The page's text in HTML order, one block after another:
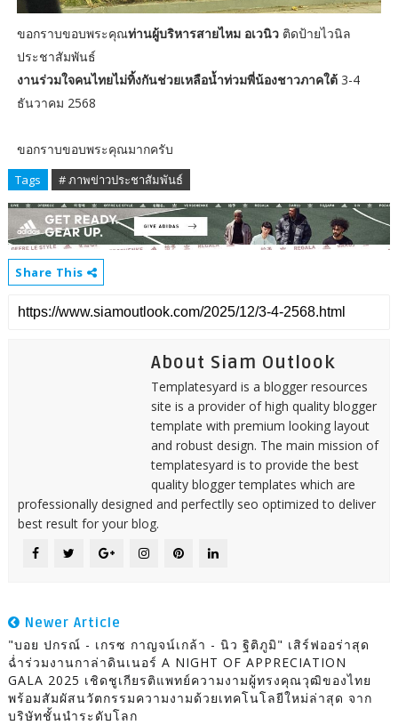
ขอกราบขอบพระคุณท่านผู้บริหารสายไหม อเวนิวติดป้ายไวนิล
ประชาสัมพันธ์
งานร่วมใจคนไทยไม่ทิ้งกันช่วยเหลือน้ำท่วมพี่น้องชาวภาคใต้3-4
ธันวาคม 2568
ขอกราบขอบพระคุณมากครับ
Tags # ภาพข่าวประชาสัมพันธ์
Share This
About Siam Outlook
Templatesyard is a blogger resources
site is a provider of high quality blogger
template with premium looking layout
and robust design. The main mission of
templatesyard is to provide the best
quality blogger templates which are
professionally designed and perfectlly seo optimized to deliver
best result for your blog.
Newer Article
"บอย ปกรณ์ - เกรซ กาญจน์เกล้า - นิว ฐิติภูมิ" เสิร์ฟออร่าสุด
ฉ่ำร่วมงานกาล่าดินเนอร์ A NIGHT OF APPRECIATION
GALA 2025 เชิดชูเกียรติแพทย์ความงามผู้ทรงคุณวุฒิของไทย
พร้อมสัมผัสนวัตกรรมความงามด้วยเทคโนโลยีใหม่ล่าสุด จาก
บริษัทชั้นนำระดับโลก